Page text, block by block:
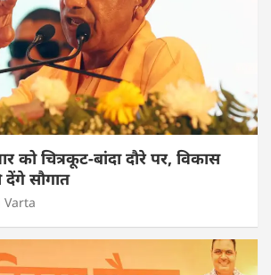
को चित्रकूट-बांदा दौरे पर, विकास
सौगात
Varta